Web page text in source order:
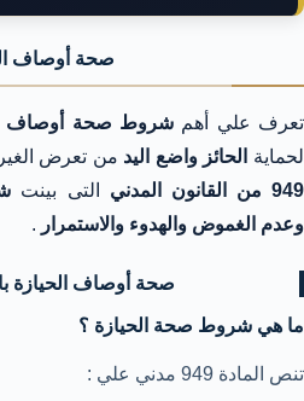
صحة أوصاف
تعرف علي أهم شروط صحة
أوصاف
لحماية
الحائز واضع اليد من تعرض
949 من القانون المدني
التى بينت
وعدم الغموض والهدوء والاستمرار .
صحة أوصاف الحيازة بالمادة
ما هي شروط صحة الحيازة ؟
تنص المادة 949 مدني علي :